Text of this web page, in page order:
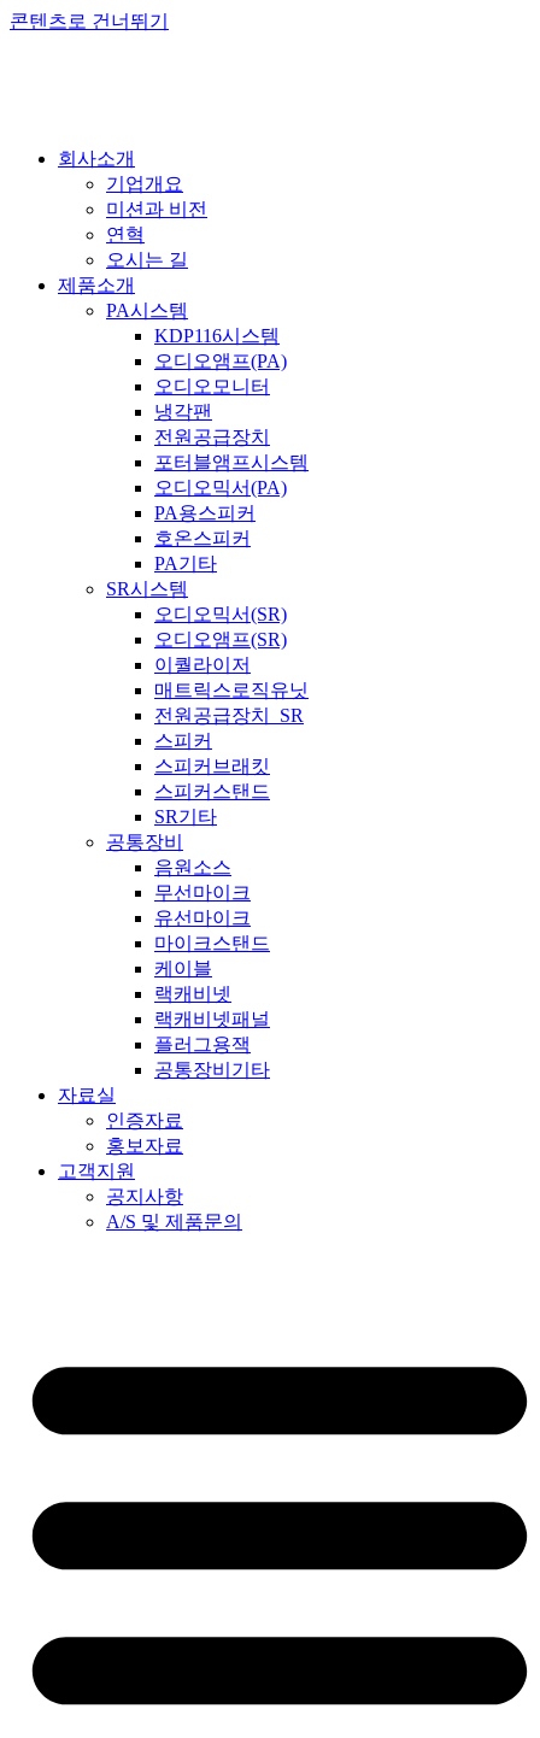
콘텐츠로 건너뛰기
회사소개
기업개요
미션과 비전
연혁
오시는 길
제품소개
PA시스템
KDP116시스템
오디오앰프(PA)
오디오모니터
냉각팬
전원공급장치
포터블앰프시스템
오디오믹서(PA)
PA용스피커
호온스피커
PA기타
SR시스템
오디오믹서(SR)
오디오앰프(SR)
이퀄라이저
매트릭스로직유닛
전원공급장치_SR
스피커
스피커브래킷
스피커스탠드
SR기타
공통장비
음원소스
무선마이크
유선마이크
마이크스탠드
케이블
랙캐비넷
랙캐비넷패널
플러그용잭
공통장비기타
자료실
인증자료
홍보자료
고객지원
공지사항
A/S 및 제품문의​